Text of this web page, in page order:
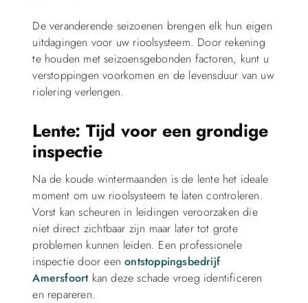
De veranderende seizoenen brengen elk hun eigen
uitdagingen voor uw rioolsysteem. Door rekening
te houden met seizoensgebonden factoren, kunt u
verstoppingen voorkomen en de levensduur van uw
riolering verlengen.
Lente: Tijd voor een grondige
inspectie
Na de koude wintermaanden is de lente het ideale
moment om uw rioolsysteem te laten controleren.
Vorst kan scheuren in leidingen veroorzaken die
niet direct zichtbaar zijn maar later tot grote
problemen kunnen leiden. Een professionele
inspectie door eenontstoppingsbedrijf
Amersfoortkan deze schade vroeg identificeren
en repareren.